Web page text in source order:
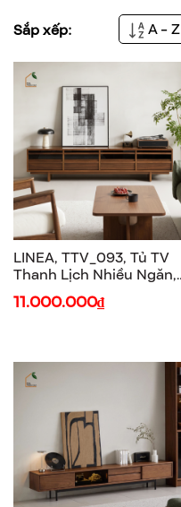
Sắp xếp: A - Z
LINEA, TTV_093, Tủ TV
Thanh Lịch Nhiều Ngăn,
180x40x50cm, Gỗ
Plywood Phủ Veneer, Nội
11.000.000₫